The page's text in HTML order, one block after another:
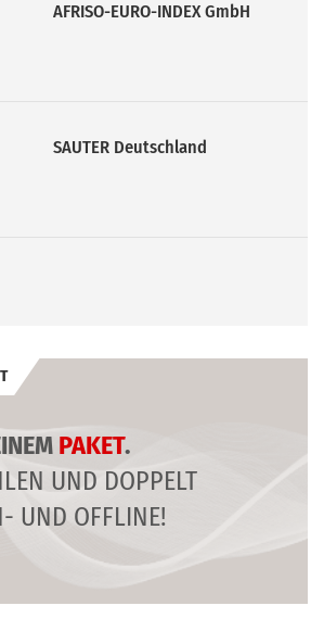
AFRISO-EURO-INDEX GmbH
SAUTER Deutschland
PAKET.
UND DOPPELT
UND OFFLINE!